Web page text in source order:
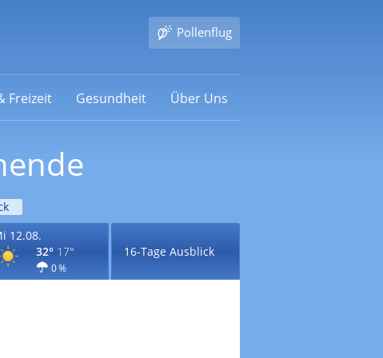
Pollenflug
Freizeit Gesundheit Über Uns
12.08.
32° 17°
0 %
16-Tage Ausblick